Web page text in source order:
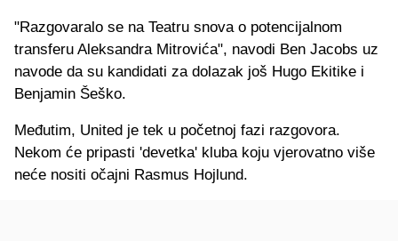
"Razgovaralo se na Teatru snova o potencijalnom
transferu Aleksandra Mitrovića", navodi Ben Jacobs uz
navode da su kandidati za dolazak još Hugo Ekitike i
Benjamin Šeško.
Međutim, United je tek u početnoj fazi razgovora.
Nekom će pripasti 'devetka' kluba koju vjerovatno više
neće nositi očajni Rasmus Hojlund.